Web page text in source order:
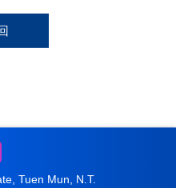
Tuen Mun, N.T.